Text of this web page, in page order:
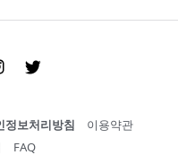
Twitter
정보처리방침
이용약관
FAQ